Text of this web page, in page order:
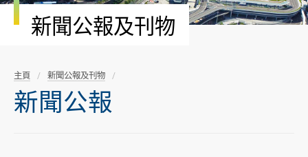
新聞公報及刊物
主頁 新聞公報及刊物
新聞公報